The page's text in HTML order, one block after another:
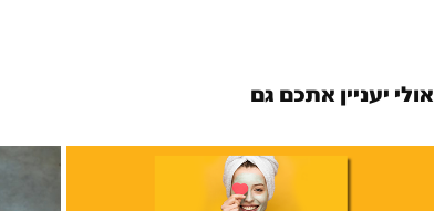
אולי יעניין אתכם גם